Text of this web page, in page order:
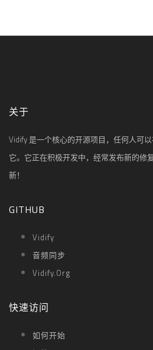
关于
Vidify 是一个核心的开源项目，任何人可
它。它正在积极开发中，经常发布新的修
新！
GITHUB
Vidify
音频同步
Vidify.org
快速访问
如何开始